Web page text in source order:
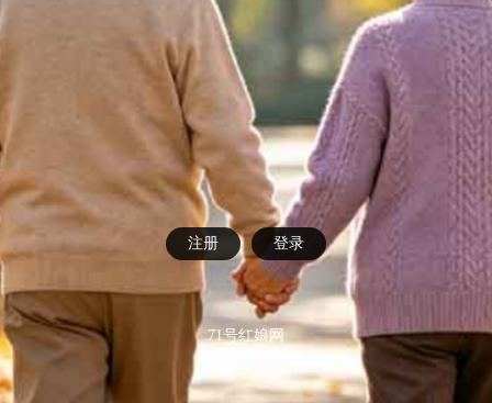
注册 登录
71号红娘网